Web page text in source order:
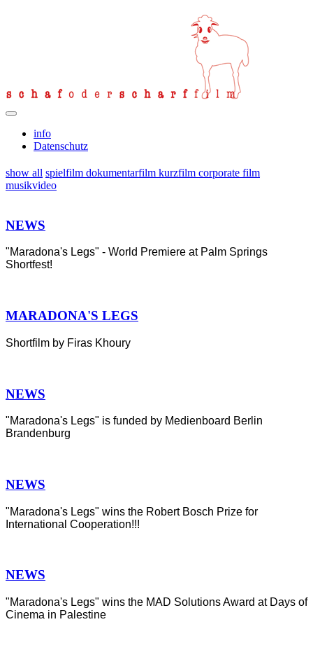
info
Datenschutz
show all spielfilm dokumentarfilm kurzfilm corporate film
musikvideo
NEWS
"Maradona's Legs" - World Premiere at Palm Springs
Shortfest!
MARADONA'S LEGS
Shortfilm by Firas Khoury
NEWS
"Maradona's Legs" is funded by Medienboard Berlin
Brandenburg
NEWS
"Maradona's Legs" wins the Robert Bosch Prize for
International Cooperation!!!
NEWS
"Maradona's Legs" wins the MAD Solutions Award at Days of
Cinema in Palestine